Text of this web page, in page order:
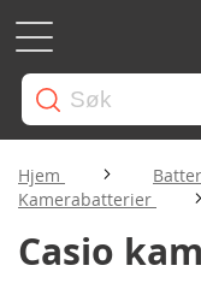
Hjem
Kamerabatterier
Casio